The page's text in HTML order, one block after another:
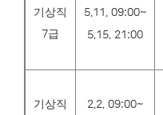
기상직
7급
5.11. 09:00~
5.15. 21:00
기상직
2.2. 09:00~